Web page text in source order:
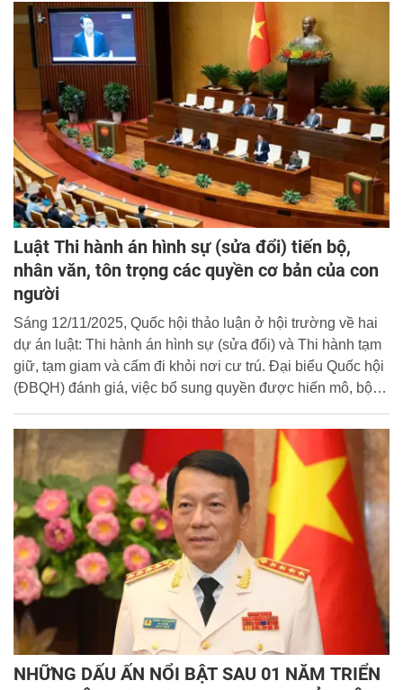
Luật Thi hành án hình sự (sửa đổi) tiến bộ,
nhân văn, tôn trọng các quyền cơ bản của con
người
Sáng 12/11/2025, Quốc hội thảo luận ở hội trường về hai
dự án luật: Thi hành án hình sự (sửa đổi) và Thi hành tạm
giữ, tạm giam và cấm đi khỏi nơi cư trú. Đại biểu Quốc hội
(ĐBQH) đánh giá, việc bổ sung quyền được hiến mô, bộ
nhân văn; tán thành quy định cho phép phạm nhân lao
động ngoài trại giam. Đại tướng Lương Tam Quang, Uỷ
viên Bộ Chính trị, Bộ trưởng Bộ Công an tham dự, phát
biểu giải trình một số vấn đề ĐBQH nêu.
NHỮNG DẤU ẤN NỔI BẬT SAU 01 NĂM TRIỂN